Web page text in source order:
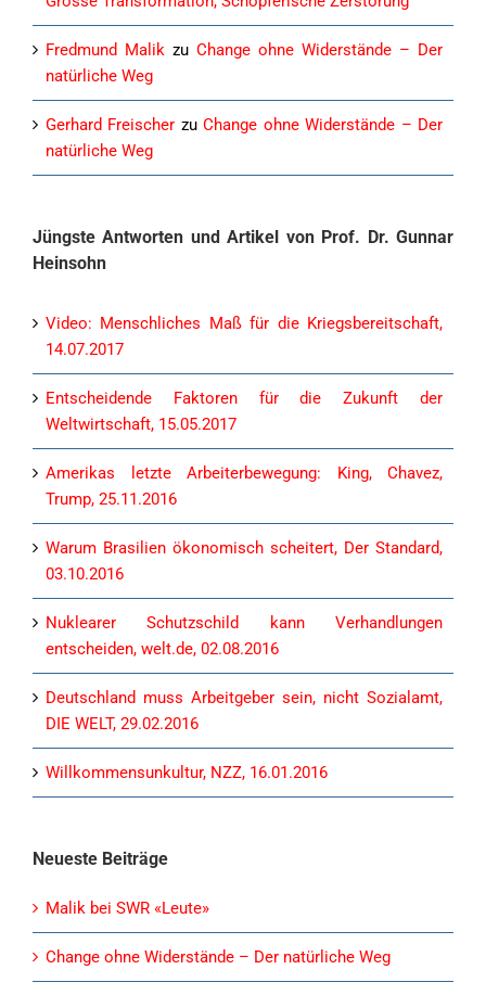
Fredmund Malik zu Change ohne Widerstände – Der
natürliche Weg
Gerhard Freischer zuChange ohne Widerstände – Der
natürliche Weg
Jüngste Antworten und Artikel von Prof. Dr. Gunnar
Heinsohn
Video: Menschliches Maß für die Kriegsbereitschaft,
14.07.2017
Entscheidende Faktoren für die Zukunft der
Weltwirtschaft, 15.05.2017
Amerikas letzte Arbeiterbewegung: King, Chavez,
Trump, 25.11.2016
Warum Brasilien ökonomisch scheitert, Der Standard,
03.10.2016
Nuklearer Schutzschild kann Verhandlungen
entscheiden, welt.de, 02.08.2016
Deutschland muss Arbeitgeber sein, nicht Sozialamt,
DIE WELT, 29.02.2016
Willkommensunkultur, NZZ, 16.01.2016
Neueste Beiträge
Malik bei SWR «Leute»
Change ohne Widerstände – Der natürliche Weg